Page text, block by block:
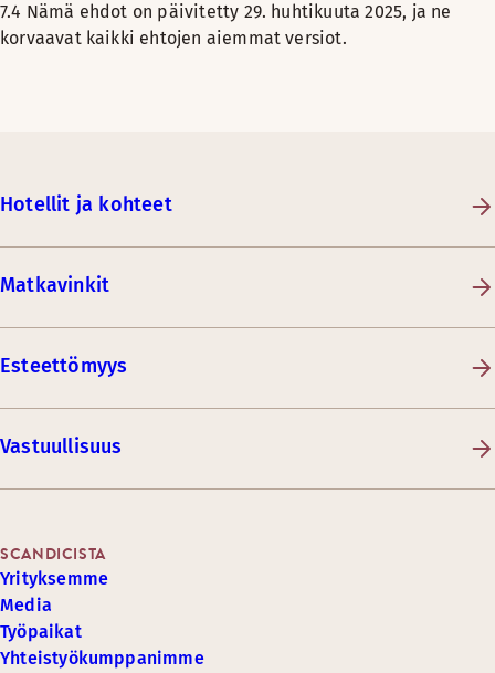
7.4 Nämä ehdot on päivitetty 29. huhtikuuta 2025, ja ne
korvaavat kaikki ehtojen aiemmat versiot.
Hotellit ja kohteet
Matkavinkit
Esteettömyys
Vastuullisuus
SCANDICISTA
Yrityksemme
Media
Työpaikat
Yhteistyökumppanimme